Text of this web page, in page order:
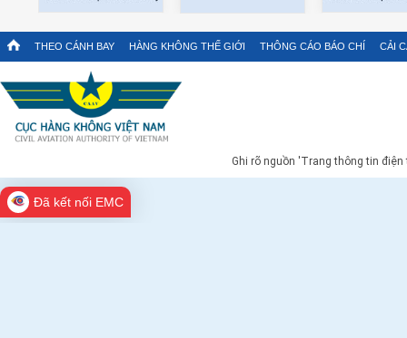
THEO CÁNH BAY HÀNG KHÔNG THẾ GIỚI THÔNG CÁO BÁO CHÍ CẢI
Ghi rõ nguồn 'Trang thông tin
Đã kết nối EMC